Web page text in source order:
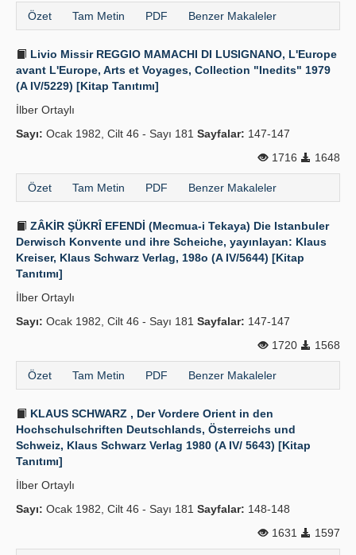
Özet Tam Metin PDF Benzer Makaleler
Livio Missir REGGIO MAMACHI DI LUSIGNANO, L'Europe
avant L'Europe, Arts et Voyages, Collection "Inedits" 1979
(A IV/5229) [Kitap Tanıtımı]
İlber Ortaylı
Sayı: Ocak 1982, Cilt 46 - Sayı 181 Sayfalar: 147-147
1716
1648
Özet Tam Metin PDF Benzer Makaleler
ZÂKİR ŞÜKRÎ EFENDİ (Mecmua-i Tekaya) Die Istanbuler
Derwisch Konvente und ihre Scheiche, yayınlayan: Klaus
Kreiser, Klaus Schwarz Verlag, 198o (A IV/5644) [Kitap
Tanıtımı]
İlber Ortaylı
Sayı: Ocak 1982, Cilt 46 - Sayı 181 Sayfalar: 147-147
1720
1568
Özet Tam Metin PDF Benzer Makaleler
KLAUS SCHWARZ , Der Vordere Orient in den
Hochschulschriften Deutschlands, Österreichs und
Schweiz, Klaus Schwarz Verlag 1980 (A IV/ 5643) [Kitap
Tanıtımı]
İlber Ortaylı
Sayı: Ocak 1982, Cilt 46 - Sayı 181 Sayfalar: 148-148
1631
1597